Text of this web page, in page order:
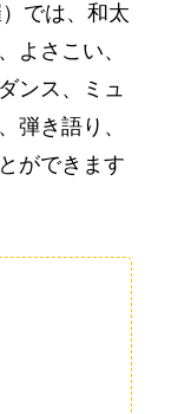
では、和太
よさこい、
ンス、ミュ
弾き語り、
ができます